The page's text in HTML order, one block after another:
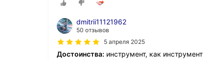
dmitrii11121962
50 отзывов
5 апреля 2025
Достоинства: инструмент, как инструмент